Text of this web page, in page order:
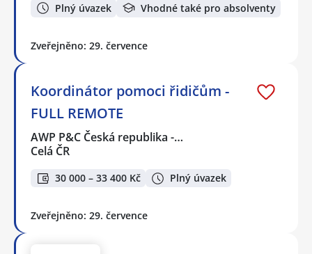
Plný úvazek Vhodné také pro absolventy
Zveřejněno: 29. července
Koordinátor pomoci řidičům -
FULL REMOTE
AWP P&C Česká republika -…
Celá ČR
30 000 – 33 400 Kč Plný úvazek
Zveřejněno: 29. července